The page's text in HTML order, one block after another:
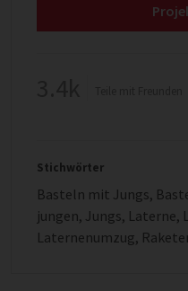
Stichwörter
Basteln mit Jungs,
jungen, Jungs, Laterne,
Laternenumzug,